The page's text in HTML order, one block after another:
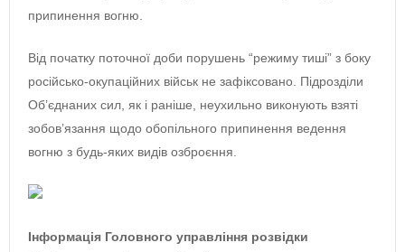
припинення вогню.
Від початку поточної доби порушень “режиму тиші” з боку
російсько-окупаційних військ не зафіксовано. Підрозділи
Об’єднаних сил, як і раніше, неухильно виконують взяті
зобов’язання щодо обопільного припинення ведення
вогню з будь-яких видів озброєння.
Інформація Головного управління розвідки